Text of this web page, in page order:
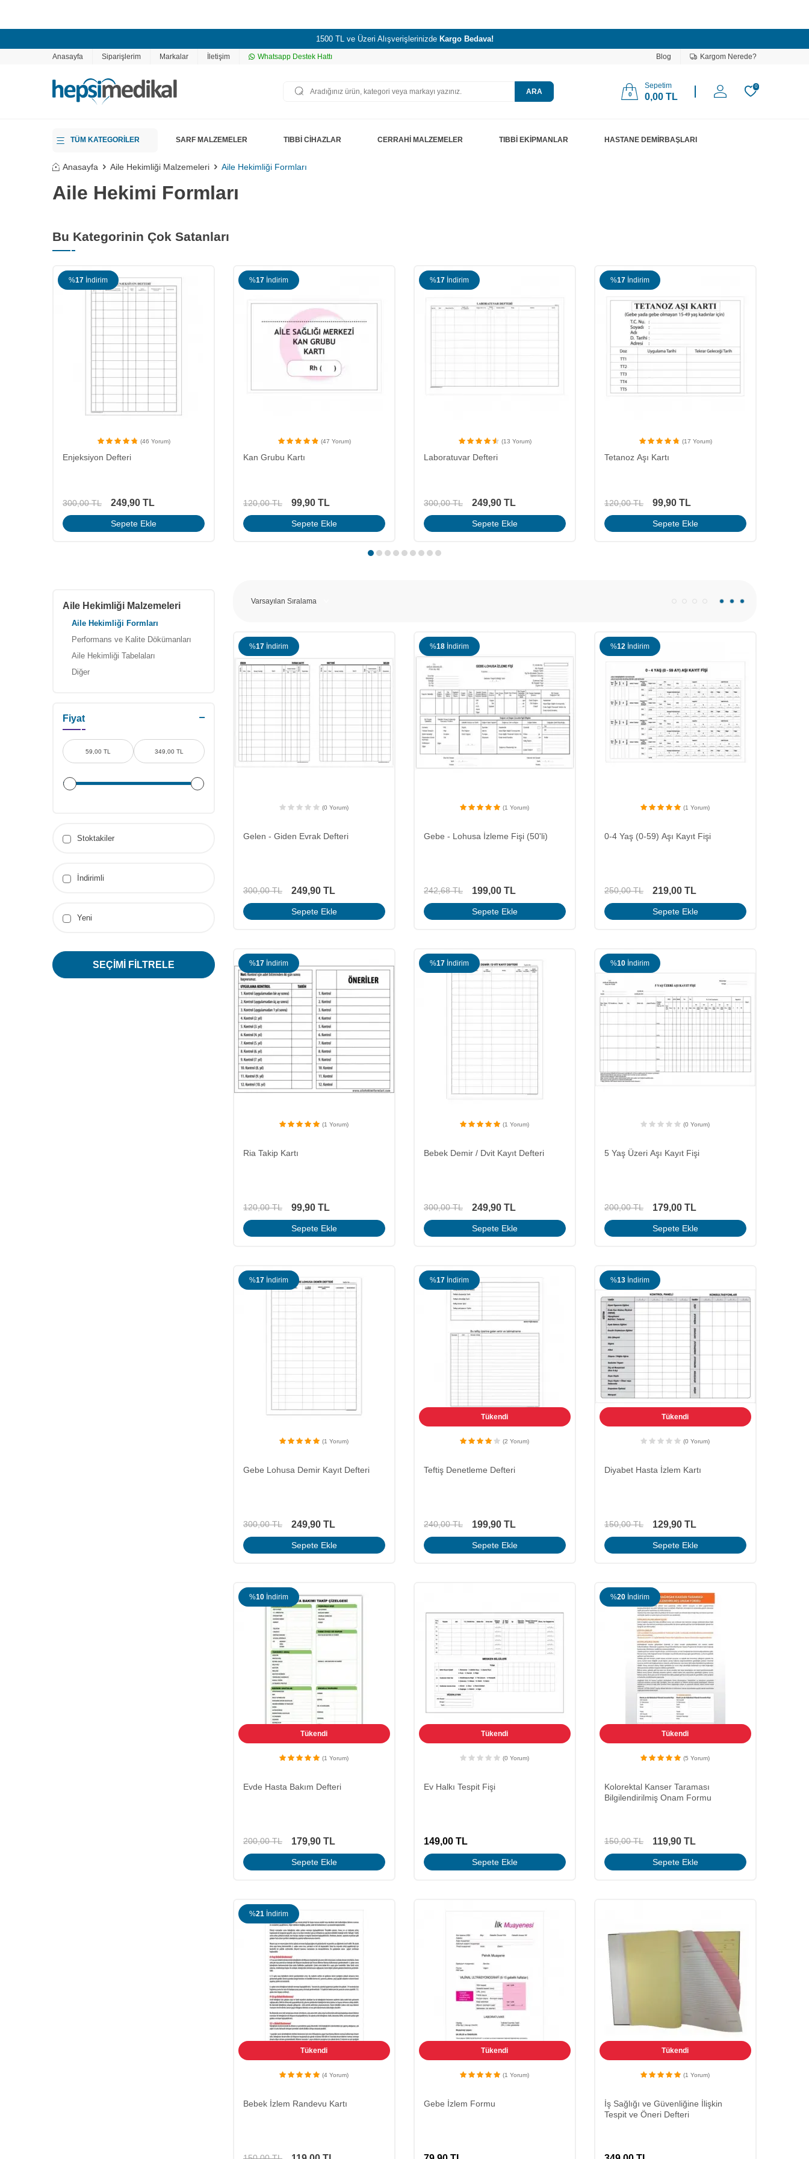
1500 TL ve Üzeri Alışverişlerinizde Kargo Bedava!
Anasayfa Siparişlerim Markalar İletişim Whatsapp Destek Hattı Blog Kargom Nerede?
ARA 0
Sepetim
0,00 TL
0
TÜM KATEGORİLER SARF MALZEMELER TIBBİ CİHAZLAR CERRAHİ MALZEMELER TIBBİ EKİPMANLAR HASTANE DEMİRBAŞLARI
Anasayfa Aile Hekimliği Malzemeleri Aile Hekimliği Formları
Aile Hekimi Formları
Bu Kategorinin Çok Satanları
%17 İndirim
(46 Yorum)
Enjeksiyon Defteri
300,00TL 249,90 TL
Sepete Ekle
%17 İndirim
(47 Yorum)
Kan Grubu Kartı
120,00TL 99,90 TL
Sepete Ekle
%17 İndirim
(13 Yorum)
Laboratuvar Defteri
300,00TL 249,90 TL
Sepete Ekle
%17 İndirim
(17 Yorum)
Tetanoz Aşı Kartı
120,00TL 99,90 TL
Sepete Ekle
Aile Hekimliği Malzemeleri
Aile Hekimliği Formları
Performans ve Kalite Dökümanları
Aile Hekimliği Tabelaları
Diğer
Fiyat
Stoktakiler
İndirimli
Yeni
SEÇIMI FILTRELE
%17 İndirim
(0 Yorum)
Gelen - Giden Evrak Defteri
300,00TL 249,90 TL
Sepete Ekle
%18 İndirim
(1 Yorum)
Gebe - Lohusa İzleme Fişi (50'li)
242,68TL 199,00TL
Sepete Ekle
%12 İndirim
(1 Yorum)
0-4 Yaş (0-59) Aşı Kayıt Fişi
250,00TL 219,00TL
Sepete Ekle
%17 İndirim
(1 Yorum)
Ria Takip Kartı
120,00TL 99,90 TL
Sepete Ekle
%17 İndirim
(1 Yorum)
Bebek Demir / Dvit Kayıt Defteri
300,00TL 249,90TL
Sepete Ekle
%10 İndirim
(0 Yorum)
5 Yaş Üzeri Aşı Kayıt Fişi
200,00TL 179,00TL
Sepete Ekle
%17 İndirim
(1 Yorum)
Gebe Lohusa Demir Kayıt Defteri
300,00TL 249,90 TL
Sepete Ekle
%17 İndirim
Tükendi
(2 Yorum)
Teftiş Denetleme Defteri
240,00TL 199,90TL
Sepete Ekle
%13 İndirim
Tükendi
(0 Yorum)
Diyabet Hasta İzlem Kartı
150,00TL 129,90TL
Sepete Ekle
%10 İndirim
Tükendi
(1 Yorum)
Evde Hasta Bakım Defteri
200,00TL 179,90 TL
Sepete Ekle
Tükendi
(0 Yorum)
Ev Halkı Tespit Fişi
149,00TL
Sepete Ekle
%20 İndirim
Tükendi
(5 Yorum)
Kolorektal Kanser Taraması
Bilgilendirilmiş Onam Formu
150,00TL 119,90TL
Sepete Ekle
%21 İndirim
Tükendi
(4 Yorum)
Bebek İzlem Randevu Kartı
Tükendi
(1 Yorum)
Gebe İzlem Formu
Tükendi
(1 Yorum)
İş Sağlığı ve Güvenliğine İlişkin
Tespit ve Öneri Defteri